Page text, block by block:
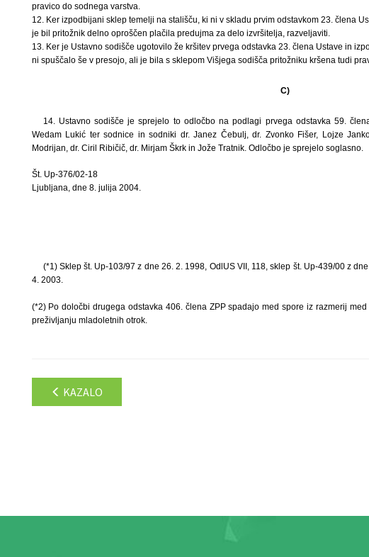
pravico do sodnega varstva.
12. Ker izpodbijani sklep temelji na stališču, ki ni v skladu prvim odstavkom 23. člena
je bil pritožnik delno oproščen plačila predujma za delo izvršitelja, razveljaviti.
13. Ker je Ustavno sodišče ugotovilo že kršitev prvega odstavka 23. člena Ustave in
ni spuščalo še v presojo, ali je bila s sklepom Višjega sodišča pritožniku kršena tudi
C)
14. Ustavno sodišče je sprejelo to odločbo na podlagi prvega odstavka 59.
Wedam Lukić ter sodnice in sodniki dr. Janez Čebulj, dr. Zvonko Fišer, Lojze
Modrijan, dr. Ciril Ribičič, dr. Mirjam Škrk in Jože Tratnik. Odločbo je sprejelo soglasno.
Št. Up-376/02-18
Ljubljana, dne 8. julija 2004.
(*1) Sklep št. Up-103/97 z dne 26. 2. 1998, OdlUS VII, 118, sklep št. Up-439/00 z
4. 2003.
(*2) Po določbi drugega odstavka 406. člena ZPP spadajo med spore iz razmerij
preživljanju mladoletnih otrok.
KAZALO